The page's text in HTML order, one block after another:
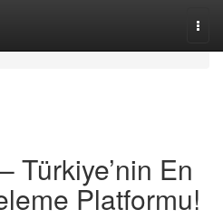
Türkiye’nin En
Platformu!